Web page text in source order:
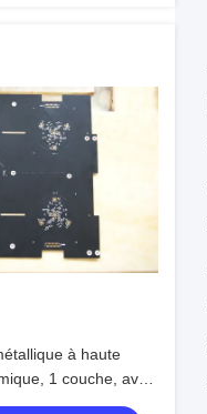
à haute
1 couche, avec
de 3 kV